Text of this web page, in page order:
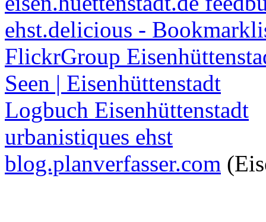
ehst.delicious -
FlickrGroup
Seen | Eisenhüttenstadt
Logbuch Eisenhüttenstadt
urbanistiques ehst
blog.planverfasser.com